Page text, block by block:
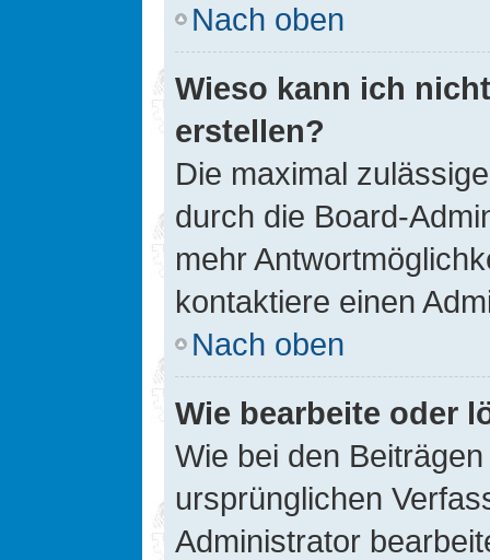
Nach oben
Wieso kann ich
erstellen?
Die maximal
durch die Board-
mehr
kontaktiere einen
Nach oben
Wie bearbeite oder
Wie bei den
ursprünglichen
Administrator